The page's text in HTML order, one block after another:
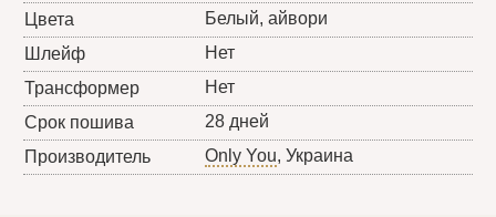
Цвета
Белый, айвори
Шлейф
Нет
Трансформер
Нет
Срок пошива
28 дней
Производитель
Only You, Украина